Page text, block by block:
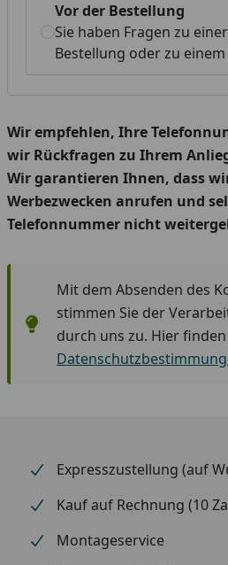
Vor der Bestellung
Sie haben Fragen zu
Bestellung oder zu
Wir empfehlen, Ihre
wir Rückfragen zu Ihrem
Wir garantieren Ihnen, dass
Werbezwecken anrufen und
Telefonnummer nicht
Mit dem Absenden des
stimmen Sie der
durch uns zu. Hier
Expresszustellung (auf
Kauf auf Rechnung (10
Montageservice